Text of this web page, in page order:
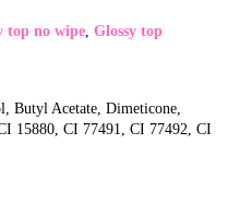
top no wipe, Glossy top
Butyl Acetate, Dimeticone,
15880, CI 77491, CI 77492, CI